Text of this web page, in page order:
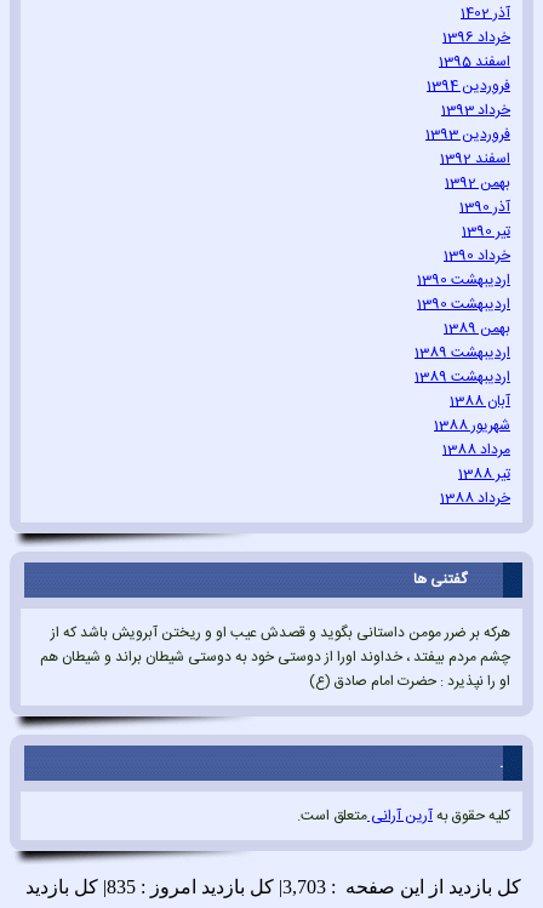
آذر 1402
خرداد 1396
اسفند 1395
فروردین 1394
خرداد 1393
فروردین 1393
اسفند 1392
بهمن 1392
آذر 1390
تیر 1390
خرداد 1390
اردیبهشت 1390
اردیبهشت 1390
بهمن 1389
اردیبهشت 1389
اردیبهشت 1389
آبان 1388
شهریور 1388
مرداد 1388
تیر 1388
خرداد 1388
گفتنی ها
هرکه بر ضرر مومن داستانی بگوید و قصدش عیب او و ریختن آبرویش باشد که از
چشم مردم بیفتد ، خداوند اورا از دوستی خود به دوستی شیطان براند و شیطان هم
او را نپذیرد : حضرت امام صادق (ع)
.
کلیه حقوق بهآرین آرانیمتعلق است.